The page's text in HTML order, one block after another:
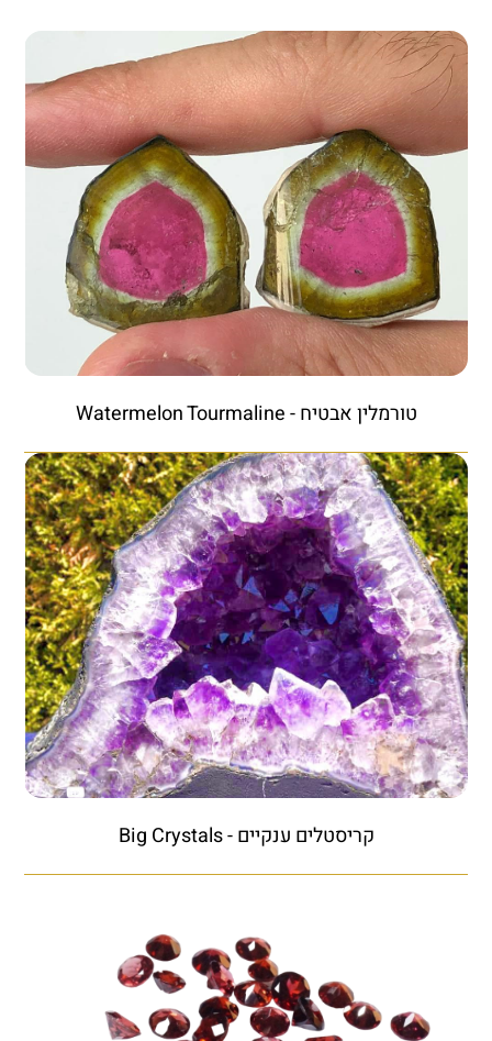
טורמלין אבטיח - Watermelon Tourmaline
קריסטלים ענקיים - Big Crystals